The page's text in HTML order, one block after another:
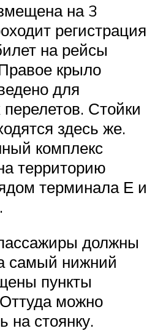
на 3
регистрация
на рейсы
крыло
для
Стойки
здесь же.
комплекс
территорию
терминала Е и
должны
самый нижний
пункты
можно
на стоянку.